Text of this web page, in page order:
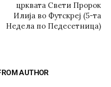
црквата Свети Пророк
Илија во Футскреј (5-та
Недела по Педесетница)
AUTHOR